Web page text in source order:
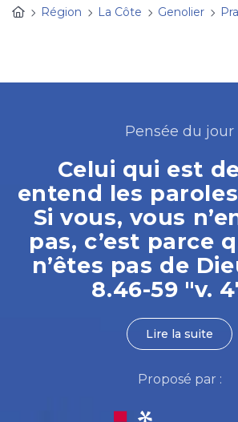
Région
La Côte Genolier
Pensée du jour
Celui qui est
entend les
Si vous, vous
pas, c’est parce
n’êtes pas de
8.46-59 "v.
Lire la suite
Proposé par :